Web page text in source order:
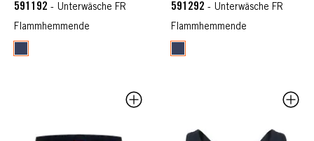
591192 - Unterwäsche FR
Flammhemmende
591292 - Unterwäsche FR
Flammhemmende